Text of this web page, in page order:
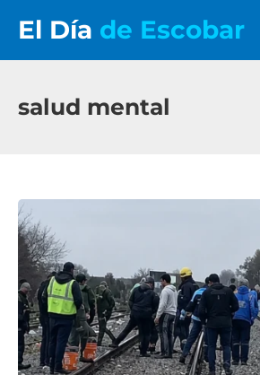
El Día de Escobar
salud mental